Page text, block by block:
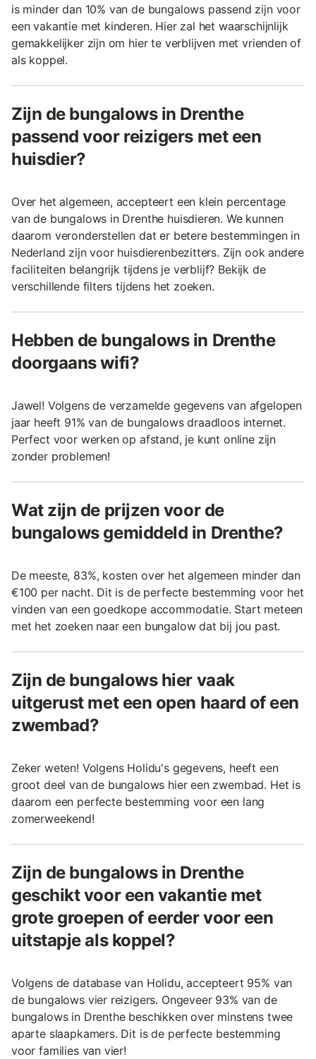
is minder dan 10% van de bungalows passend zijn voor
een vakantie met kinderen. Hier zal het waarschijnlijk
gemakkelijker zijn om hier te verblijven met vrienden of
als koppel.
Zijn de bungalows in Drenthe
passend voor reizigers met een
huisdier?
Over het algemeen, accepteert een klein percentage
van de bungalows in Drenthe huisdieren. We kunnen
daarom veronderstellen dat er betere bestemmingen in
Nederland zijn voor huisdierenbezitters. Zijn ook andere
faciliteiten belangrijk tijdens je verblijf? Bekijk de
verschillende filters tijdens het zoeken.
Hebben de bungalows in Drenthe
doorgaans wifi?
Jawel! Volgens de verzamelde gegevens van afgelopen
jaar heeft 91% van de bungalows draadloos internet.
Perfect voor werken op afstand, je kunt online zijn
zonder problemen!
Wat zijn de prijzen voor de
bungalows gemiddeld in Drenthe?
De meeste, 83%, kosten over het algemeen minder dan
€100 per nacht. Dit is de perfecte bestemming voor het
vinden van een goedkope accommodatie. Start meteen
met het zoeken naar een bungalow dat bij jou past.
Zijn de bungalows hier vaak
uitgerust met een open haard of een
zwembad?
Zeker weten! Volgens Holidu's gegevens, heeft een
groot deel van de bungalows hier een zwembad. Het is
daarom een perfecte bestemming voor een lang
zomerweekend!
Zijn de bungalows in Drenthe
geschikt voor een vakantie met
grote groepen of eerder voor een
uitstapje als koppel?
Volgens de database van Holidu, accepteert 95% van
de bungalows vier reizigers. Ongeveer 93% van de
bungalows in Drenthe beschikken over minstens twee
aparte slaapkamers. Dit is de perfecte bestemming
voor families van vier!